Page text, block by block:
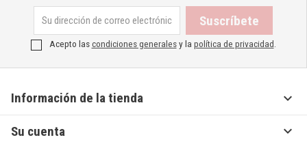
Acepto lascondiciones generalesy la política de privacidad
Información de la tienda 
Su cuenta 